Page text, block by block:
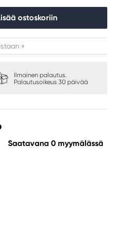
ostoskoriin
»
Ilmainen palautus.
Palautusoikeus 30 päivää
Saatavana 0 myymälässä